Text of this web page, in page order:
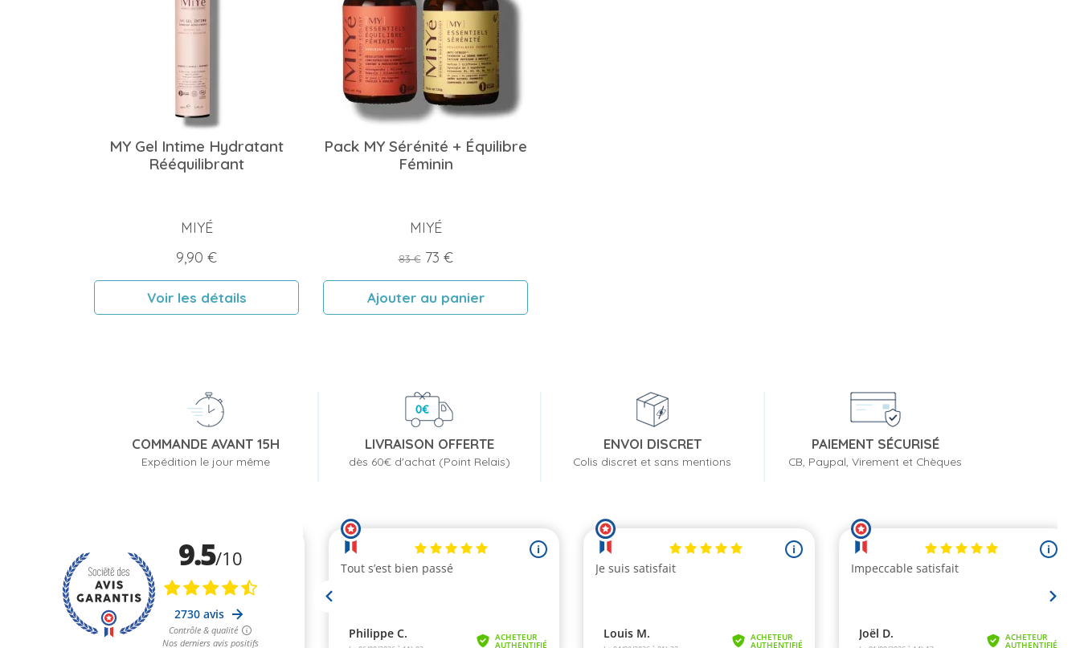
MY Gel Intime Hydratant
Rééquilibrant
MIYÉ
Prix
9,90 €
Voir les détails
Pack MY Sérénité + Équilibre
Féminin
MIYÉ
Prix
de
base
83 € Prix
73 €
Ajouter au panier
COMMANDE AVANT 15H
Expédition le jour même
LIVRAISON OFFERTE
dès 60€ d'achat (Point Relais)
ENVOI DISCRET
Colis discret et sans mentions
PAIEMENT SÉCURISÉ
CB, Paypal, Virement et Chèques